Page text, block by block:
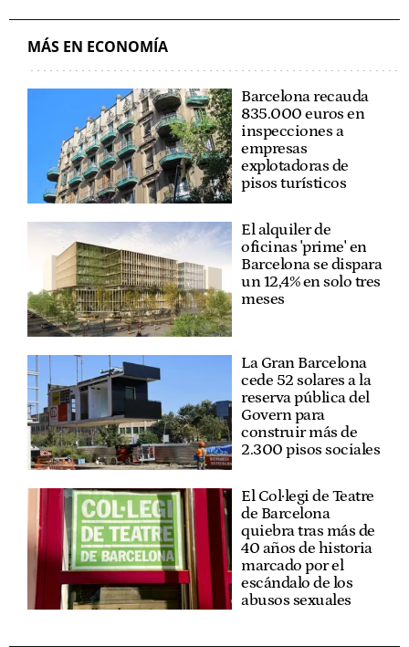
MÁS EN ECONOMÍA
Barcelona recauda
835.000 euros en
inspecciones a
empresas
explotadoras de
pisos turísticos
El alquiler de
oficinas 'prime' en
Barcelona se dispara
un 12,4% en solo tres
meses
La Gran Barcelona
cede 52 solares a la
reserva pública del
Govern para
construir más de
2.300 pisos sociales
El Col·legi de Teatre
de Barcelona
quiebra tras más de
40 años de historia
marcado por el
escándalo de los
abusos sexuales